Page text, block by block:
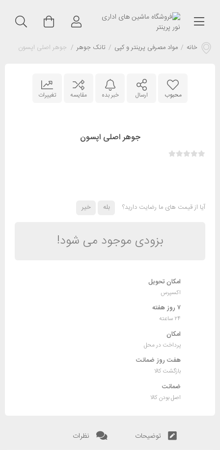
خانه / مواد مصرفی پرینتر و کپی / تانک جوهر / جوهر اصلی اپسون
محبوب ارسال خبر بده مقایسه تغییرات
جوهر اصلی اپسون
آیا از قیمت های ما رضایت دارید؟ بله خیر
بزودی موجود می شود!
امکان تحویل
اکسپرس
۷ روز هفته
۲۴ ساعته
امکان
پرداخت در محل
هفت روز ضمانت
بازگشت کالا
ضمانت
اصل بودن کالا
توضیحات نظرات